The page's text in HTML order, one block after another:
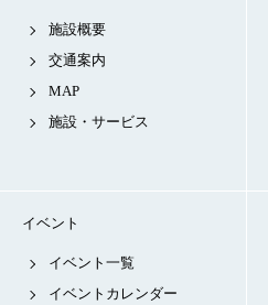
施設概要
交通案内
MAP
施設・サービス
イベント
イベント一覧
イベントカレンダー